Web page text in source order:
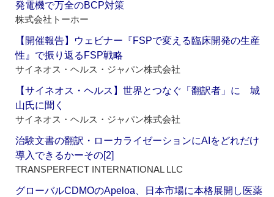
発電機で万全のBCP対策
株式会社トーホー
【開催報告】ウェビナー『FSPで変える臨床開発の生産
性』で振り返るFSP戦略
サイネオス・ヘルス・ジャパン株式会社
【サイネオス・ヘルス】世界とつなぐ「翻訳者」に 城
山氏に聞く
サイネオス・ヘルス・ジャパン株式会社
治験文書の翻訳・ローカライゼーションにAIをどれだけ
導入できるかーその[2]
TRANSPERFECT INTERNATIONAL LLC
グローバルCDMOのApeloa、日本市場に本格展開し医薬